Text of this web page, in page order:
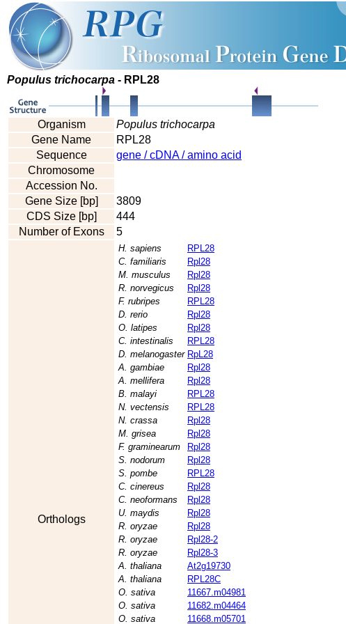
Populus trichocarpa - RPL28
Organism
Populus trichocarpa
Gene Name
RPL28
Sequence
gene / cDNA / amino acid
Chromosome
Accession No.
Gene Size [bp]
3809
CDS Size [bp]
444
Number of Exons
5
Orthologs
H. sapiens
RPL28
C. familiaris
Rpl28
M. musculus
Rpl28
R. norvegicus
Rpl28
F. rubripes
RPL28
D. rerio
Rpl28
O. latipes
Rpl28
C. intestinalis
RPL28
D. melanogaster RpL28
A. gambiae
Rpl28
A. mellifera
Rpl28
B. malayi
RPL28
N. vectensis
RPL28
N. crassa
Rpl28
M. grisea
Rpl28
F. graminearum
Rpl28
S. nodorum
Rpl28
S. pombe
RPL28
C. cinereus
Rpl28
C. neoformans
Rpl28
U. maydis
Rpl28
R. oryzae
Rpl28
R. oryzae
Rpl28-2
R. oryzae
Rpl28-3
A. thaliana
At2g19730
A. thaliana
RPL28C
O. sativa
11667.m04981
O. sativa
11682.m04464
O. sativa
11668.m05701